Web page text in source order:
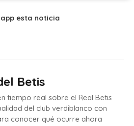
esta noticia
Betis
tiempo real sobre el Real Betis
del club verdiblanco con
conocer qué ocurre ahora